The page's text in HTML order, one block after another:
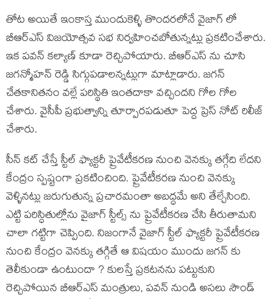
తోట అయితే ఇంకాస్త ముందుకెళ్ళి తొందరలోనే వైజాగ్ లో
బీఆర్ఎస్ విజయోత్సవ సభ నిర్వహించబోతున్నట్లు ప్రకటించేశారు.
ఇక పవన్ కల్యాణ్ కూడా రెచ్చిపోయారు. బీఆర్ఎస్ ను చూసి
జగన్మోహన్ రెడ్డి సిగ్గుపడాలన్నట్లుగా మాట్లాడారు. జగన్
చేతకానితనం వల్లే పరిస్థితి ఇంతదాకా వచ్చిందని గోల గోల
చేశారు. వైసీపీ ప్రభుత్వాన్ని తూర్పారపడుతూ పెద్ద ప్రెస్ నోట్ రిలీజ్
చేశారు.
సీన్ కట్ చేస్తే స్టీల్ ఫ్యాక్టరీ ప్రైవేటీకరణ నుంచి వెనక్కు తగ్గేది లేదని
కేంద్రం స్పష్టంగా ప్రకటించింది. ప్రైవేటీకరణ నుంచి వెనక్కు
వెళ్ళినట్లు జరుగుతున్న ప్రచారమంతా అబద్ధమే అని తేల్చేసింది.
ఎట్టి పరిస్ధితుల్లోను వైజాగ్ స్టీల్స్ ను ప్రైవేటీకరణ చేసి తీరుతామని
చాలా గట్టిగా చెప్పింది. నిజంగానే వైజాగ్ స్టీల్ ఫ్యాక్టరీ ప్రైవేటీకరణ
నుంచి కేంద్రం వెనక్కు తగ్గితే ఆ విషయం ముందు జగన్ కు
తెలీకుండా ఉంటుందా ? కులస్తే ప్రకటనను పట్టుకుని
రెచ్చిపోయిన బీఆర్ఎస్ మంత్రులు, పవన్ నుండి అసలు సౌండ్